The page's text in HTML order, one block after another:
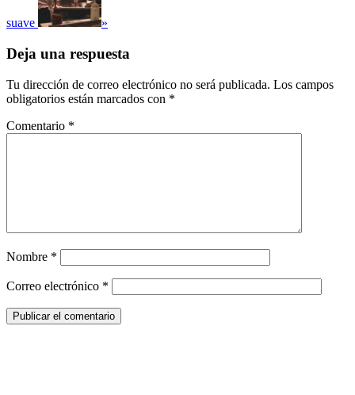
suave »
con
los
lectores
Deja una respuesta
Tu dirección de correo electrónico no será publicada. Los campos
obligatorios están marcados con *
Comentario *
Nombre *
Correo electrónico *